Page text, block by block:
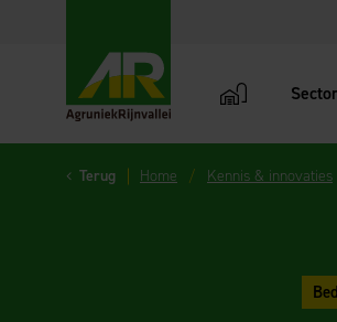
Terug Home Kennis & innovaties